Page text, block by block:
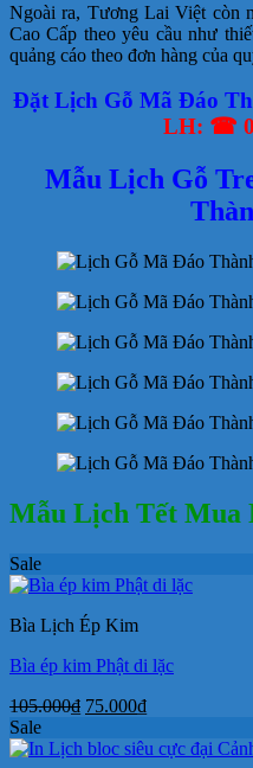
Ngoài ra, Tương Lai Việt còn
Cao Cấp theo yêu cầu như
quảng cáo theo đơn hàng của
Đặt Lịch Gỗ Mã Đáo
LH: ☎
Mẫu Lịch Gỗ
Mẫu Lịch Tết Mua
Sale
Bìa Lịch Ép Kim
Bìa ép kim Phật di lặc
105.000₫ Giá
là:
75.000₫Giá
tại
Sale